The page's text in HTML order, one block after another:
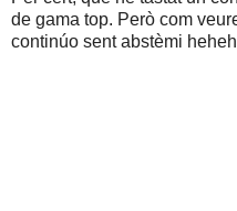
de gama top. Però com
continúo sent abstèmi